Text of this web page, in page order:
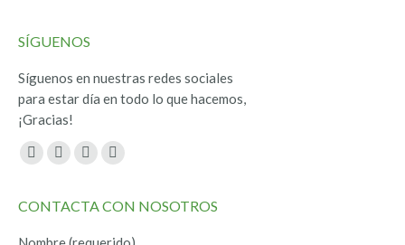
SÍGUENOS
Síguenos en nuestras redes sociales
para estar día en todo lo que hacemos,
¡Gracias!
Encuéntranos en:
Facebook
opens
Twitter
opens
YouTube
opens
Instagram
opens
CONTACTA CON NOSOTROS